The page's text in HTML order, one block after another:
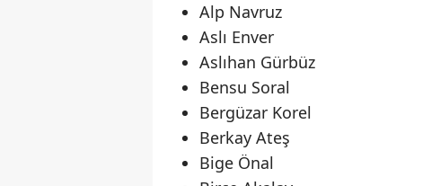
Alp Navruz
Aslı Enver
Aslıhan Gürbüz
Bensu Soral
Bergüzar Korel
Berkay Ateş
Bige Önal